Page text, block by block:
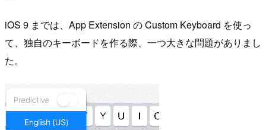
iOS 9 までは、App Extension の Custom Keyboard を使っ
て、独自のキーボードを作る際、一つ大きな問題がありまし
た。